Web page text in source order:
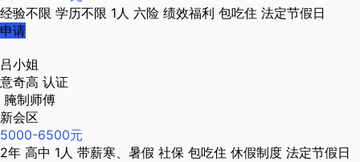
经验不限 学历不限 1人 六险 绩效福利 包吃住 法定节假日
申请
吕小姐
意奇高 认证
腌制师傅
新会区
5000-6500元
2年 高中 1人 带薪寒、暑假 社保 包吃住 休假制度 法定节假日